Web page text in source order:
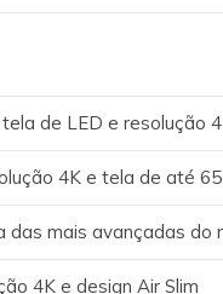
de LED e resolução
4K e tela de até
das mais avançadas do
4K e design Air Slim